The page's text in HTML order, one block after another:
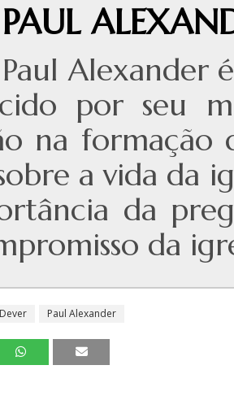
PAUL
Paul Alexander
por seu
na formação
a vida da
da
da
Paul Alexander